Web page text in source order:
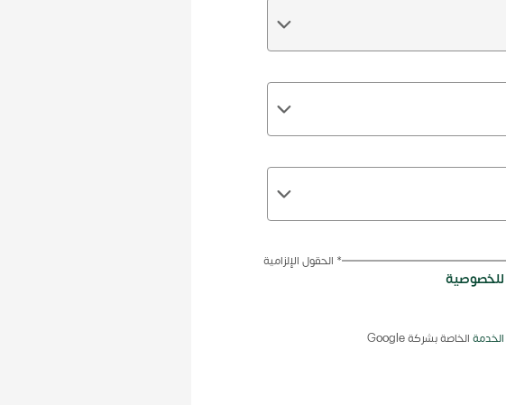
* الحقول الإلزامية
للخصوصية
الخدمة الخاصة بشركة Google